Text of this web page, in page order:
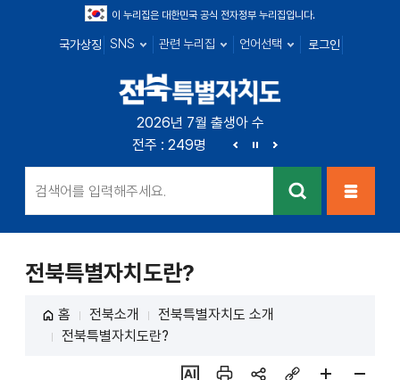
전북특별자치
도
2026년 7월 출생아 수
전주 : 249명 군산 : 89명
이 누리집은 대한민국 공식 전자정부 누리집입니다.
국가상징 SNS 관련 누리집 언어선택 로그인
전북특별자치도란?
홈 전북소개
전북특별자치도 소개
전북특별자치도란?